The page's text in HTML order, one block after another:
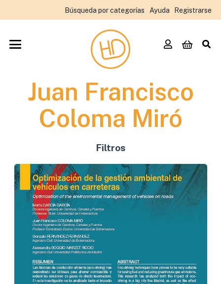
Búsqueda por categorías Ayuda Registrarse
Juan Francisco
Coloma Miró
Filtros